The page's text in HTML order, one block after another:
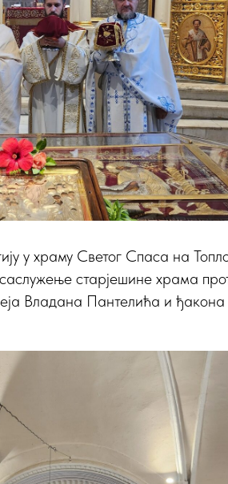
у храму Светог Спаса на
старјешине храма
Владана Пантелића и